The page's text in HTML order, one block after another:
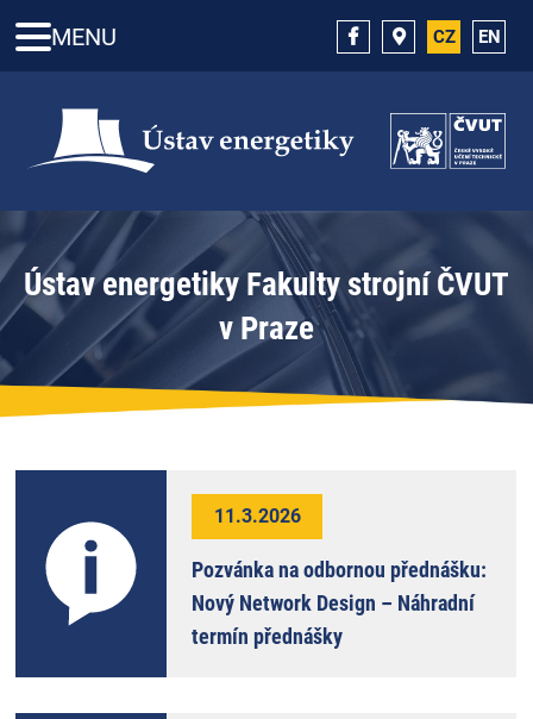
MENU CZ EN
Ústav energetiky Fakulty strojní ČVUT
v Praze
11.3.2026
Pozvánka na odbornou přednášku:
Nový Network Design – Náhradní
termín přednášky